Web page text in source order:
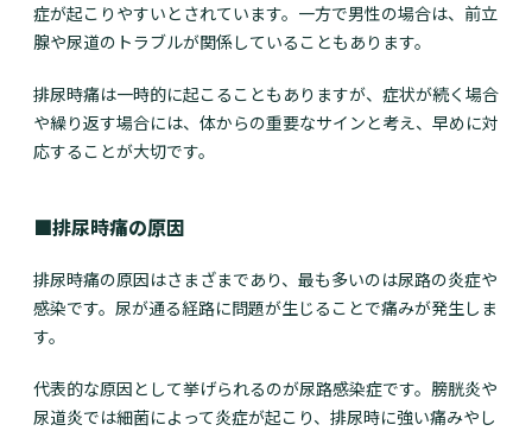
症が起こりやすいとされています。一方で男性の場合は、前立
腺や尿道のトラブルが関係していることもあります。
排尿時痛は一時的に起こることもありますが、症状が続く場合
や繰り返す場合には、体からの重要なサインと考え、早めに対
応することが大切です。
■排尿時痛の原因
排尿時痛の原因はさまざまであり、最も多いのは尿路の炎症や
感染です。尿が通る経路に問題が生じることで痛みが発生しま
す。
代表的な原因として挙げられるのが尿路感染症です。膀胱炎や
尿道炎では細菌によって炎症が起こり、排尿時に強い痛みやし